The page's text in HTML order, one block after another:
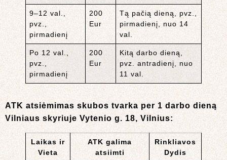
9–12 val.,
pvz.,
pirmadienį
200
Eur
Tą pačią dieną, pvz.,
pirmadienį, nuo 14
val.
Po 12 val.,
pvz.,
pirmadienį
200
Eur
Kitą darbo dieną,
pvz. antradienį, nuo
11 val.
ATK atsiėmimas skubos tvarka per 1 darbo dieną
Vilniaus skyriuje Vytenio g. 18, Vilnius:
Laikas ir
Vieta
ATK galima
atsiimti
Rinkliavos
Dydis